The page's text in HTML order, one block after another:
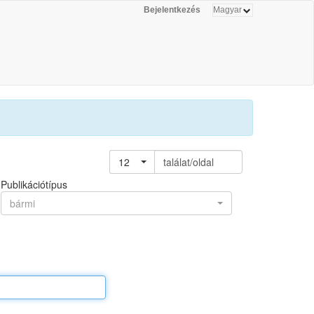
Bejelentkezés
12
találat/oldal
Publikációtípus
bármi